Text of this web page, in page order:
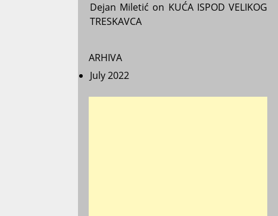
Dejan Miletić on KUĆA ISPOD VELIKOG
TRESKAVCA
ARHIVA
July 2022